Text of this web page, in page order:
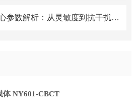
辐射检测仪选购核心参数解析：从灵敏度到抗干扰能力的技术指南
体 NY601-CBCT